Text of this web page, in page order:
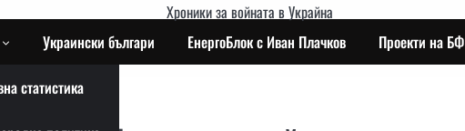
Хроники за войната в Украйна
статистика
Украински българи ЕнергоБлок с Иван Плачков Проекти на БФ